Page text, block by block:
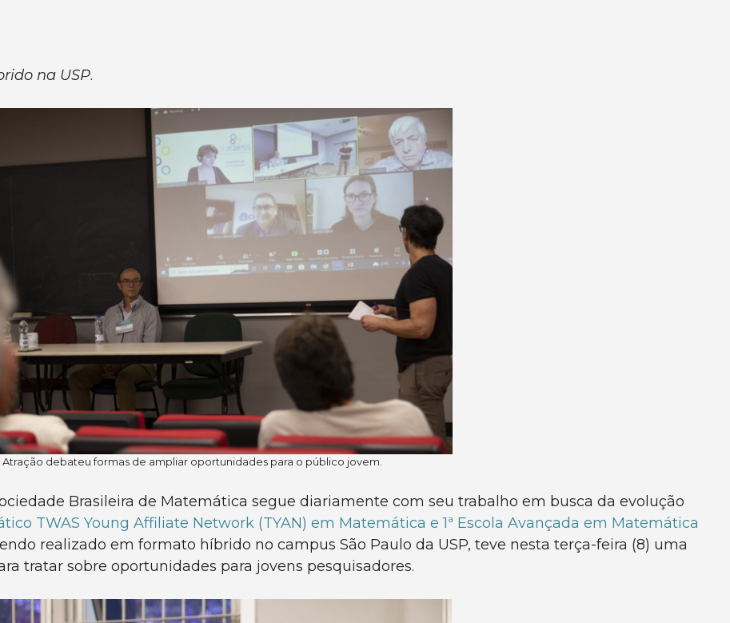
na USP.
Atração debateu formas de ampliar oportunidades para o público jovem.
Brasileira de Matemática segue diariamente com seu trabalho em busca da evolução
TWAS Young Affiliate Network (TYAN) em Matemática e 1ª Escola Avançada em Matemática
realizado em formato híbrido no campus São Paulo da USP, teve nesta terça-feira (8) uma
tratar sobre oportunidades para jovens pesquisadores.